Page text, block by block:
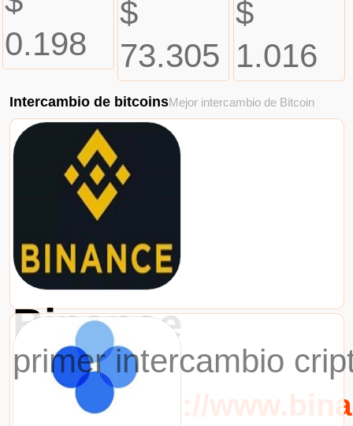
0.198
$
73.305
$
1.016
Intercambio de bitcoinsMejor intercambio de Bitcoin
Binance
primer intercambio
URL：https://